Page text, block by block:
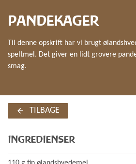
PANDEKAGER
Til denne opskrift har vi brugt
speltmel. Det giver en lidt grovere
smag.
TILBAGE
INGREDIENSER